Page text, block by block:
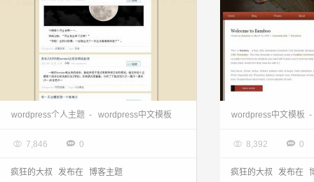
wordpress博客:个人博客sepia-m主题
wordpress个人主题 - wordpress中文模板
 7,846  0
疯狂的大叔 发布在 博客主题
wordpress主题:
wordpress中文模板 -
 8,392  0
疯狂的大叔 发布在